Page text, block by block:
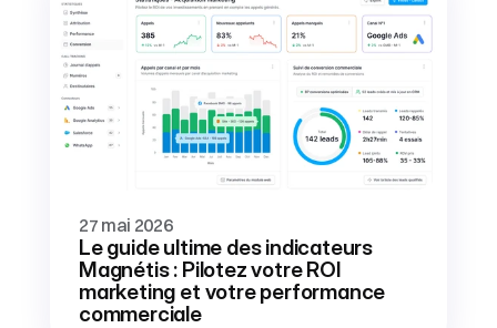
27 mai 2026
Le guide ultime des indicateurs
Magnétis : Pilotez votre ROI
marketing et votre performance
commerciale